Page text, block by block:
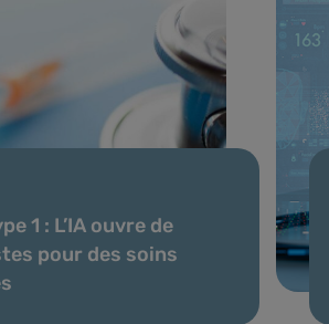
1 : L’IA ouvre de
pour des soins